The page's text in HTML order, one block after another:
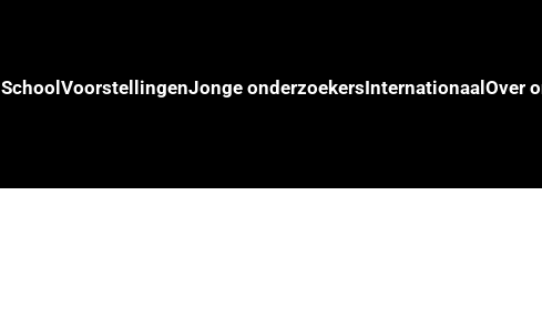
SchoolVoorstellingenJonge onderzoekersInternationaalOver